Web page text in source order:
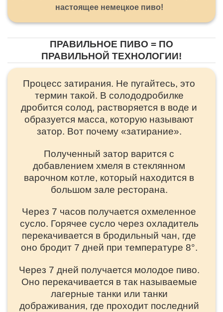
настоящее немецкое пиво!
ПРАВИЛЬНОЕ ПИВО = ПО
ПРАВИЛЬНОЙ ТЕХНОЛОГИИ!
Процесс затирания. Не пугайтесь, это
термин такой. В солододробилке
дробится солод, растворяется в воде и
образуется масса, которую называют
затор. Вот почему «затирание».
Полученный затор варится с
добавлением хмеля в стеклянном
варочном котле, который находится в
большом зале ресторана.
Через 7 часов получается охмеленное
сусло. Горячее сусло через охладитель
перекачивается в бродильный чан, где
оно бродит 7 дней при температуре 8°.
Через 7 дней получается молодое пиво.
Оно перекачивается в так называемые
лагерные танки или танки
дображивания, где проходит последний